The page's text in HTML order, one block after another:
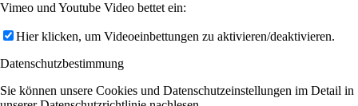
Vimeo und Youtube Video bettet ein:
Hier klicken, um Videoeinbettungen zu aktivieren/deaktivieren.
Datenschutzbestimmung
Sie können unsere Cookies und Datenschutzeinstellungen im Detail in